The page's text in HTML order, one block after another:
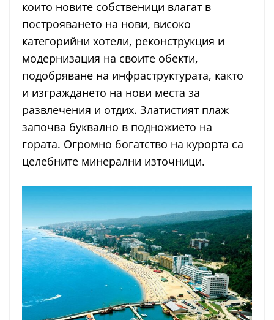
които новите собственици влагат в
построяването на нови, високо
категорийни хотели, реконструкция и
модернизация на своите обекти,
подобряване на инфраструктурата, както
и изграждането на нови места за
развлечения и отдих. Златистият плаж
започва буквално в подножието на
гората. Огромно богатство на курорта са
целебните минерални източници.